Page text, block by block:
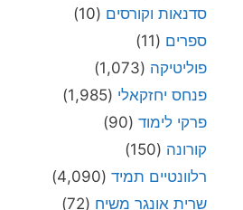
סדנאות וקורסים (10)
ספרים (11)
פוליטיקה (1,073)
פנחס יחזקאלי (1,985)
פרקי לימוד (90)
קורונה (150)
רלוונטיים תמיד (4,090)
שרית אונגר משיח (72)